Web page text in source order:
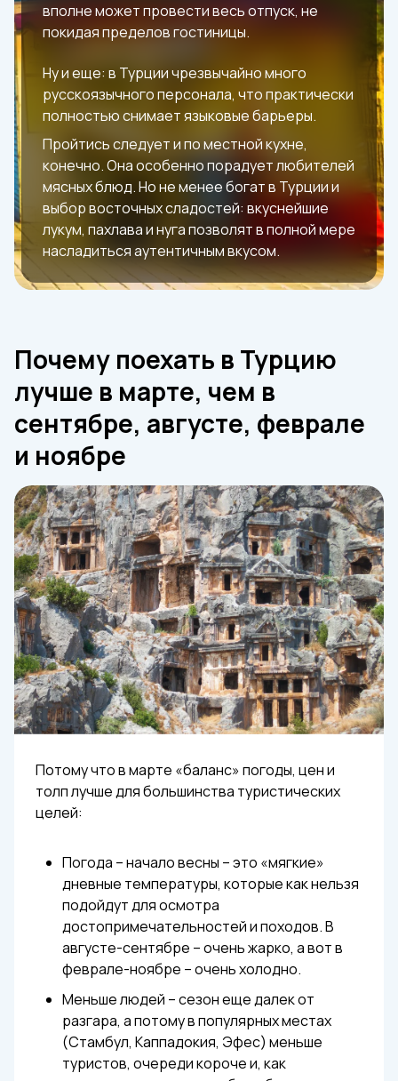
вполне может провести весь отпуск, не
покидая пределов гостиницы.
Ну и еще: в Турции чрезвычайно много
русскоязычного персонала, что практически
полностью снимает языковые барьеры.
Пройтись следует и по местной кухне,
конечно. Она особенно порадует любителей
мясных блюд. Но не менее богат в Турции и
выбор восточных сладостей: вкуснейшие
лукум, пахлава и нуга позволят в полной мере
насладиться аутентичным вкусом.
Почему поехать в Турцию
лучше в марте, чем в
сентябре, августе, феврале
и ноябре
Потому что в марте «баланс» погоды, цен и
толп лучше для большинства туристических
целей:
Погода – начало весны – это «мягкие»
дневные температуры, которые как нельзя
подойдут для осмотра
достопримечательностей и походов. В
августе-сентябре – очень жарко, а вот в
феврале-ноябре – очень холодно.
Меньше людей – сезон еще далек от
разгара, а потому в популярных местах
(Стамбул, Каппадокия, Эфес) меньше
туристов, очереди короче и, как